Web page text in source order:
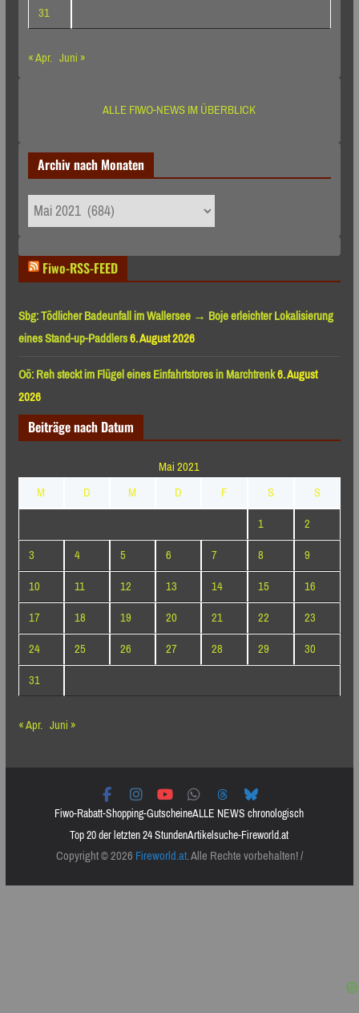
31
« Apr. Juni »
ALLE FIWO-NEWS IM ÜBERBLICK
Archiv nach Monaten
Archiv
nach
Fiwo-RSS-FEED
Sbg: Tödlicher Badeunfall im Wallersee → Boje erleichter Lokalisierung
eines Stand-up-Paddlers6. August 2026
Oö: Reh steckt im Flügel eines Einfahrtstores in Marchtrenk6. August
2026
Beiträge nach Datum
Mai 2021
M
D M D F S
S
1
2
3
4 5 6 7 8
9
10
11 12 13 14 15
16
17
18 19 20 21 22
23
24
25 26 27 28 29
30
31
« Apr. Juni »
Fiwo-Rabatt-Shopping-GutscheineALLE NEWS chronologisch
Top 20 der letzten 24 StundenArtikelsuche-Fireworld.at
Copyright © 2026Fireworld.at. Alle Rechte vorbehalten! /